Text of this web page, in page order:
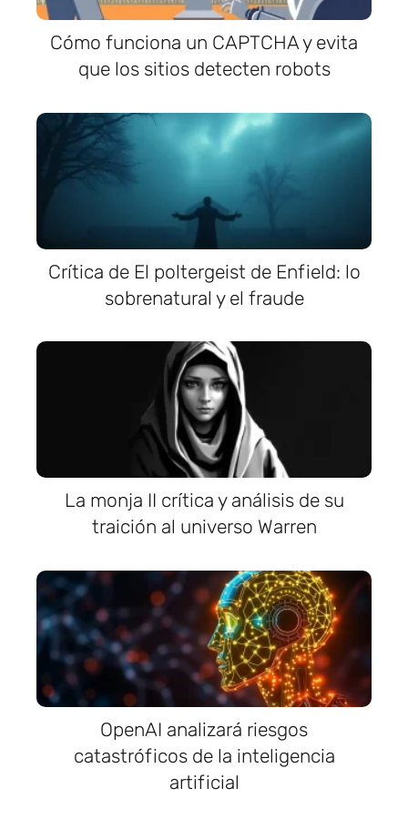
Cómo funciona un CAPTCHA y evita
que los sitios detecten robots
Crítica de El poltergeist de Enfield: lo
sobrenatural y el fraude
La monja II crítica y análisis de su
traición al universo Warren
OpenAI analizará riesgos
catastróficos de la inteligencia
artificial